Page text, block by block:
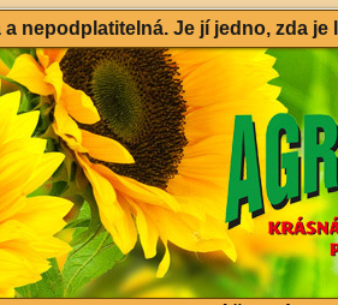
nepodplatitelná. Je jí jedno, zda